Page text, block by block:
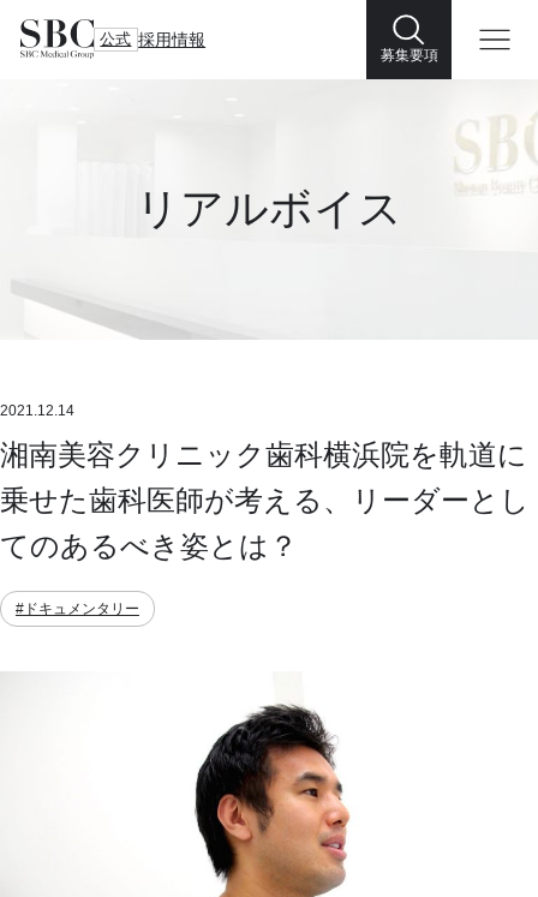
公式 採用情報
募集要項
リアルボイス
2021.12.14
湘南美容クリニック歯科横浜院を軌道に
乗せた歯科医師が考える、リーダーとし
てのあるべき姿とは？
#ドキュメンタリー